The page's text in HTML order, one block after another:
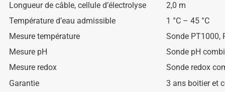
Longueur de câble, cellule d’électrolyse
2,0 m
Température d’eau admissible
1 °C – 45 °C
Mesure température
Sonde PT1000,
Mesure pH
Sonde pH
Mesure redox
Sonde redox
Garantie
3 ans boitier et